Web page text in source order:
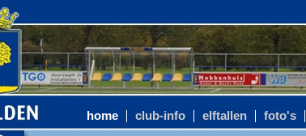
home club-info elftallen foto's